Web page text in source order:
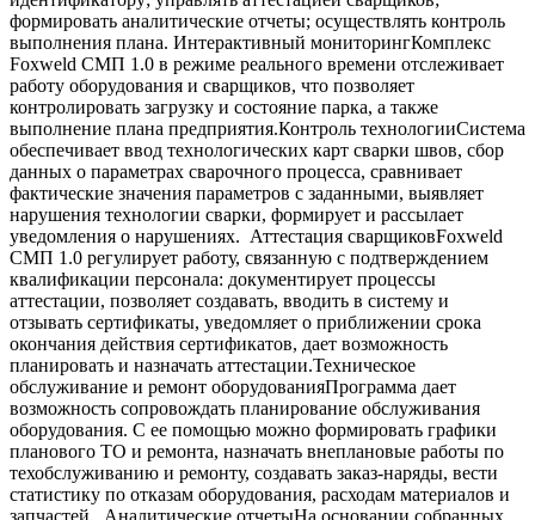
формировать аналитические отчеты; осуществлять контроль
выполнения плана. Интерактивный мониторингКомплекс
Foxweld СМП 1.0 в режиме реального времени отслеживает
работу оборудования и сварщиков, что позволяет
контролировать загрузку и состояние парка, а также
выполнение плана предприятия.Контроль технологииСистема
обеспечивает ввод технологических карт сварки швов, сбор
данных о параметрах сварочного процесса, сравнивает
фактические значения параметров с заданными, выявляет
нарушения технологии сварки, формирует и рассылает
уведомления о нарушениях. Аттестация сварщиковFoxweld
СМП 1.0 регулирует работу, связанную с подтверждением
квалификации персонала: документирует процессы
аттестации, позволяет создавать, вводить в систему и
отзывать сертификаты, уведомляет о приближении срока
окончания действия сертификатов, дает возможность
планировать и назначать аттестации.Техническое
обслуживание и ремонт оборудованияПрограмма дает
возможность сопровождать планирование обслуживания
оборудования. С ее помощью можно формировать графики
планового ТО и ремонта, назначать внеплановые работы по
техобслуживанию и ремонту, создавать заказ-наряды, вести
статистику по отказам оборудования, расходам материалов и